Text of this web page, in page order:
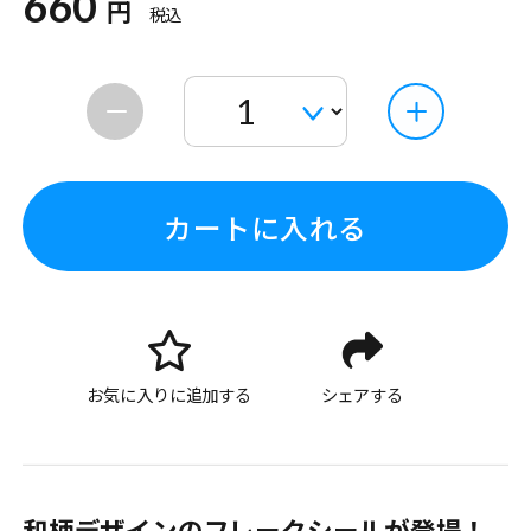
円 税込
カートに入れる
お気に入りに追加する シェアする